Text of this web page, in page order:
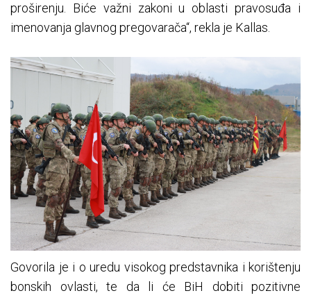
proširenju. Biće važni zakoni u oblasti pravosuđa i
imenovanja glavnog pregovarača“, rekla je Kallas.
Govorila je i o uredu visokog predstavnika i korištenju
bonskih ovlasti, te da li će BiH dobiti pozitivne